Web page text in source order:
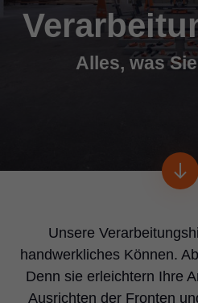
Alles, was
Unsere
handwerkliches Können.
Denn sie erleichtern Ihre
Ausrichten der Fronten